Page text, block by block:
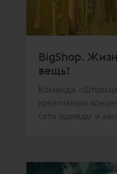
BigShop.
вещь!
Команда
креативную
сети одежды и